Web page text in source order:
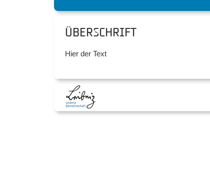
Überschrift
Hier der Text